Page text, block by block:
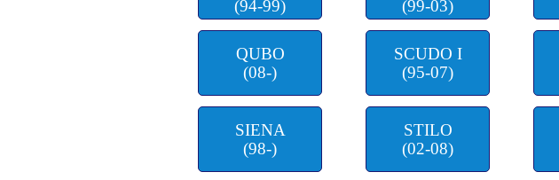
(94-99)
(99-03)
QUBO
(08-)
SCUDO I
(95-07)
SIENA
(98-)
STILO
(02-08)